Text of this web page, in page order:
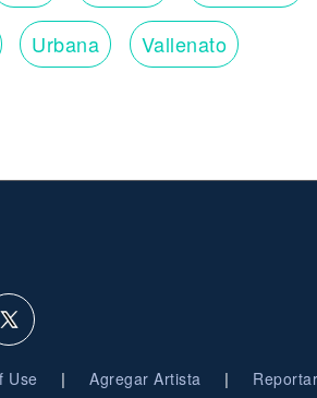
Urbana Vallenato
Use | Agregar Artista |